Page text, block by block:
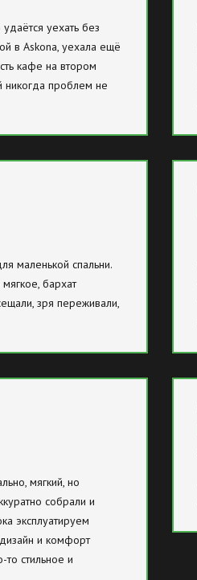
уехать без
в Askona, уехала ещё
кафе на втором
никогда проблем не
маленькой спальни.
бархат
зря переживали,
мягкий, но
собрали и
эксплуатируем
дизайн и комфорт
стильное и